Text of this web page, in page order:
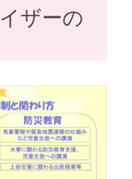
ザーの